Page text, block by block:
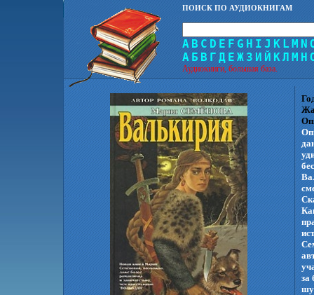
ПОИСК ПО АУДИОКНИГАМ
A B C D E F G H I J K L M N
А Б В Г Д Е Ж З И Й КЛ М Н
Аудиокниги, большая база.
за